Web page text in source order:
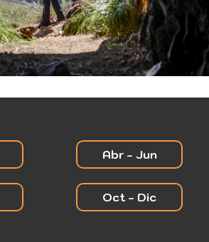
Abr - Jun
Oct - Dic